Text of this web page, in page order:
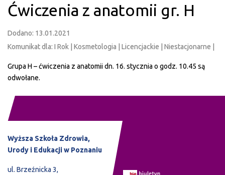
Ćwiczenia z anatomii gr. H
Dodano: 13.01.2021
Komunikat dla: I Rok | Kosmetologia | Licencjackie | Niestacjonarne |
Grupa H – ćwiczenia z anatomii dn. 16. stycznia o godz. 10.45 są
odwołane.
Wyższa Szkoła Zdrowia,
Urody i Edukacji w Poznaniu
ul. Brzeźnicka 3,